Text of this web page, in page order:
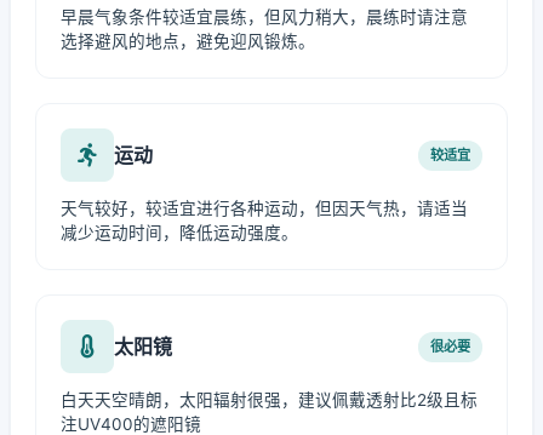
早晨气象条件较适宜晨练，但风力稍大，晨练时请注意
选择避风的地点，避免迎风锻炼。
运动 较适宜
天气较好，较适宜进行各种运动，但因天气热，请适当
减少运动时间，降低运动强度。
太阳镜 很必要
白天天空晴朗，太阳辐射很强，建议佩戴透射比2级且标
注UV400的遮阳镜